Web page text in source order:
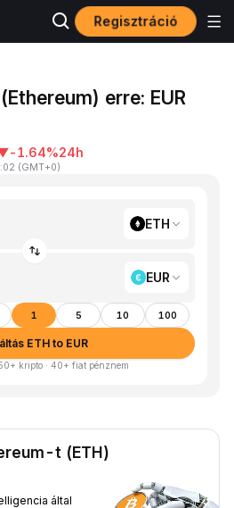
Regisztráció
erre: EUR
-1.64%24h
(GMT+0)
ETH
EUR
1 5 10 100
ETH to EUR
kripto · 40+ fiat pénznem
t (ETH)
által